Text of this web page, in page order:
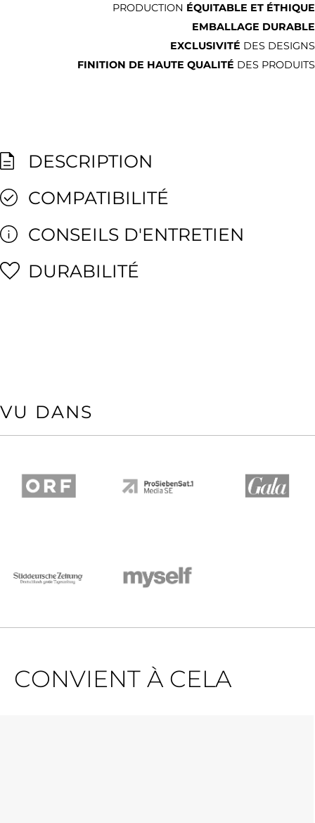
PRODUCTION ÉQUITABLE ET ÉTHIQUE
EMBALLAGE DURABLE
EXCLUSIVITÉ DES DESIGNS
FINITION DE HAUTE QUALITÉ DES PRODUITS
DESCRIPTION
COMPATIBILITÉ
CONSEILS D'ENTRETIEN
DURABILITÉ
VU DANS
CONVIENT À CELA